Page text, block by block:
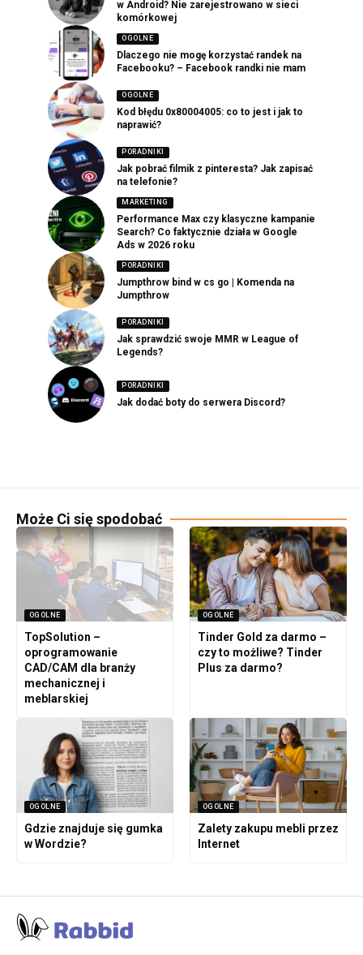
w Android? Nie zarejestrowano w sieci
komórkowej
OGOLNE
Dlaczego nie mogę korzystać randek na
Facebooku? – Facebook randki nie mam
OGOLNE
Kod błędu 0x80004005: co to jest i jak to
naprawić?
PORADNIKI
Jak pobrać filmik z pinteresta? Jak zapisać
na telefonie?
MARKETING
Performance Max czy klasyczne kampanie
Search? Co faktycznie działa w Google
Ads w 2026 roku
PORADNIKI
Jumpthrow bind w cs go | Komenda na
Jumpthrow
PORADNIKI
Jak sprawdzić swoje MMR w League of
Legends?
PORADNIKI
Jak dodać boty do serwera Discord?
Może Ci się spodobać
OGOLNE
TopSolution –
oprogramowanie
CAD/CAM dla branży
mechanicznej i
meblarskiej
OGOLNE
Tinder Gold za darmo –
czy to możliwe? Tinder
Plus za darmo?
OGOLNE
Gdzie znajduje się gumka
w Wordzie?
OGOLNE
Zalety zakupu mebli przez
Internet